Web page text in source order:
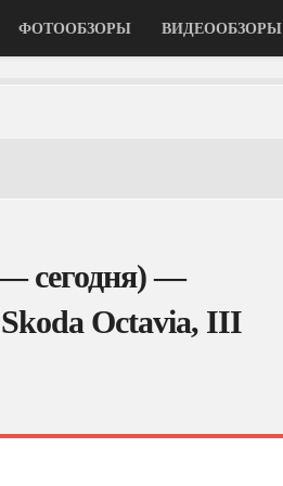
ФОТООБЗОРЫ ВИДЕООБЗОРЫ
сегодня) —
Octavia, III